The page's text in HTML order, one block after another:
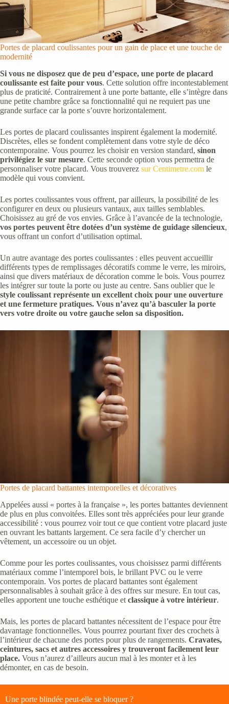
Portes de placard coulissantes pour un gain de place et une touche de
modernité
Si vous ne disposez que de peu d’espace, une porte de placard
coulissante est faite pour vous. Cette solution offre incontestablement
plus de praticité. Contrairement à une porte battante, elle s’intègre dans
une petite chambre grâce sa fonctionnalité qui ne requiert pas une
grande surface car la porte s’ouvre horizontalement.
Les portes de placard coulissantes inspirent également la modernité.
Discrètes, elles se fondent complètement dans votre style de déco
contemporaine. Vous pourrez les choisir en version standard, sinon
privilégiez le sur mesure. Cette seconde option vous permettra de
personnaliser votre placard. Vous trouverez sur Centimetre.com le
modèle qui vous convient.
Les portes coulissantes vous offrent, par ailleurs, la possibilité de les
configurer en deux ou plusieurs vantaux, aux tailles semblables.
Choisissez au gré de vos envies. Grâce à l’avancée de la technologie,
vos portes peuvent être dotées d’un système de guidage silencieux,
vous offrant un confort d’utilisation optimal.
Un autre avantage des portes coulissantes : elles peuvent accueillir
différents types de remplissages décoratifs comme le verre, les miroirs,
ainsi que divers matériaux de décoration comme le bois. Vous pourrez
les intégrer sur toute la porte ou juste au centre. Sans oublier que le
style coulissant représente un excellent choix pour une ouverture
et une fermeture pratiques. Vous n’avez qu’à basculer la porte
vers votre droite ou votre gauche selon sa disposition.
Portes de placard battantes intemporelles et décoratives
Appelées aussi « portes à la française », les portes battantes deviennent
de plus en plus convoitées. Elles sont très appréciées pour leur grande
accessibilité : vous pourrez voir tout ce que contient votre placard juste
en ouvrant les battants largement. Ce sera facile d’y chercher un
vêtement, un accessoire ou un objet.
Comme pour les portes coulissantes, vous choisissez parmi différents
matériaux comme l’intemporel bois, le brillant PVC ou le verre
contemporain. Vos portes de placard battantes sont également
personnalisables à souhait grâce à des offres sur mesure. En tout cas,
elles apportent une touche esthétique et classique à votre intérieur.
Mais, les portes de placard battantes nécessitent de l’espace pour être
davantage fonctionnelles. Vous pourrez pourtant fixer des crochets à
l’intérieur de chacune des portes pour plus de rangements. Cravates,
ceintures, sacs et autres accessoires y trouveront facilement leur
place. Vous n’aurez d’ailleurs aucun mal à les monter et à les
démonter, en cas de besoin.
Une porte blindée peut-elle se bloquer ?